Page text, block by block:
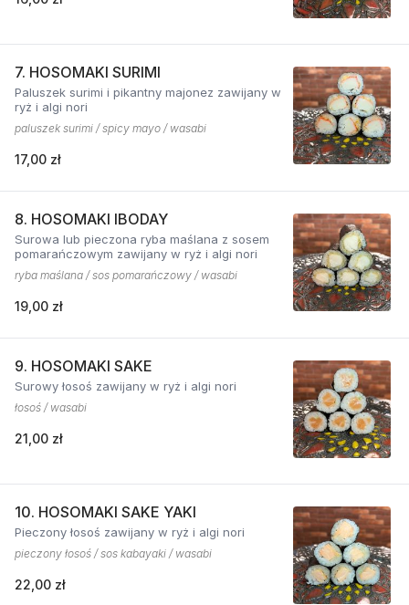
7. HOSOMAKI SURIMI
Paluszek surimi i pikantny majonez zawijany w
ryż i algi nori
paluszek surimi / spicy mayo / wasabi
17,00 zł
8. HOSOMAKI IBODAY
Surowa lub pieczona ryba maślana z sosem
pomarańczowym zawijany w ryż i algi nori
ryba maślana / sos pomarańczowy / wasabi
19,00 zł
9. HOSOMAKI SAKE
Surowy łosoś zawijany w ryż i algi nori
łosoś / wasabi
21,00 zł
10. HOSOMAKI SAKE YAKI
Pieczony łosoś zawijany w ryż i algi nori
pieczony łosoś / sos kabayaki / wasabi
22,00 zł